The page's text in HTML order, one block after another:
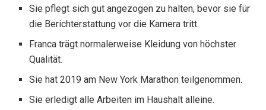
Sie pflegt sich gut angezogen zu halten, bevor sie für
die Berichterstattung vor die Kamera tritt.
Franca trägt normalerweise Kleidung von höchster
Qualität.
Sie hat 2019 am New York Marathon teilgenommen.
Sie erledigt alle Arbeiten im Haushalt alleine.